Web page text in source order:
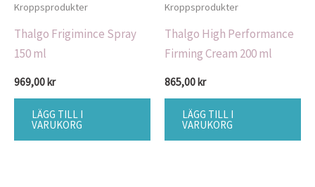
Kroppsprodukter
Thalgo Frigimince Spray
150 ml
969,00kr
LÄGG TILL I
VARUKORG
Kroppsprodukter
Thalgo High Performance
Firming Cream 200 ml
865,00kr
LÄGG TILL I
VARUKORG